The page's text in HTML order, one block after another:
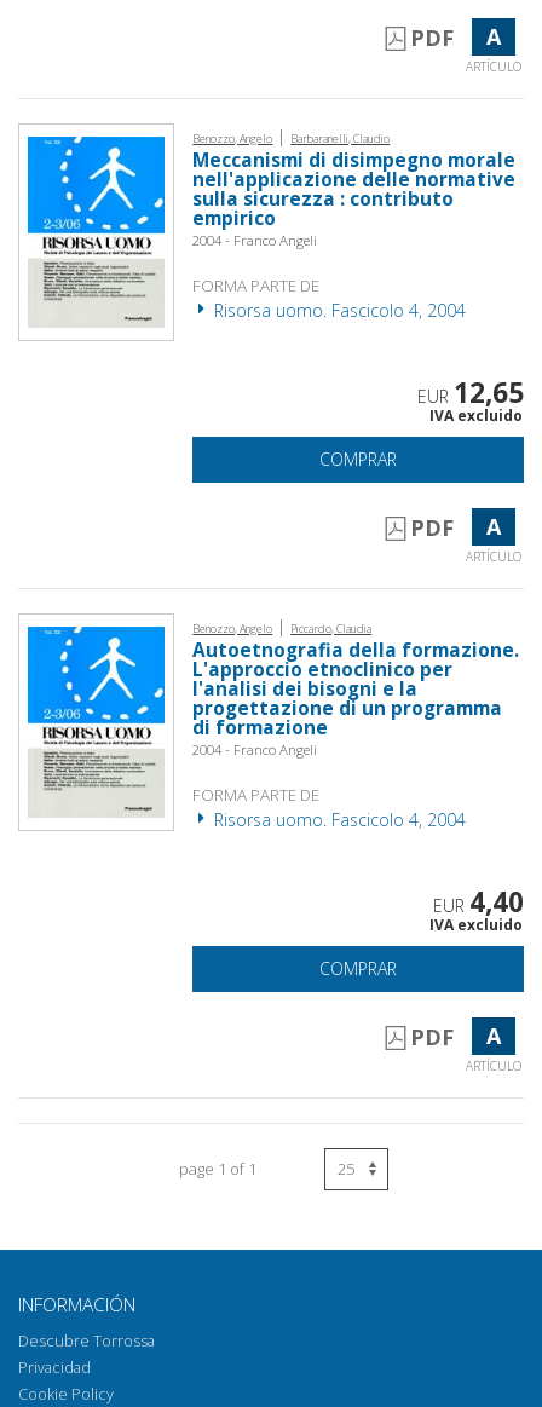
PDF A
ARTÍCULO
Benozzo, Angelo | Barbaranelli, Claudio
Meccanismi di disimpegno morale
nell'applicazione delle normative
sulla sicurezza : contributo
empirico
2004 - Franco Angeli
FORMA PARTE DE
Risorsa uomo. Fascicolo 4, 2004
EUR 12,65
IVA excluido
COMPRAR
PDF A
ARTÍCULO
Benozzo, Angelo | Piccardo, Claudia
Autoetnografia della formazione.
L'approccio etnoclinico per
l'analisi dei bisogni e la
progettazione di un programma
di formazione
2004 - Franco Angeli
FORMA PARTE DE
Risorsa uomo. Fascicolo 4, 2004
EUR 4,40
IVA excluido
COMPRAR
PDF A
ARTÍCULO
page 1 of 1
INFORMACIÓN
Descubre Torrossa
Privacidad
Cookie Policy